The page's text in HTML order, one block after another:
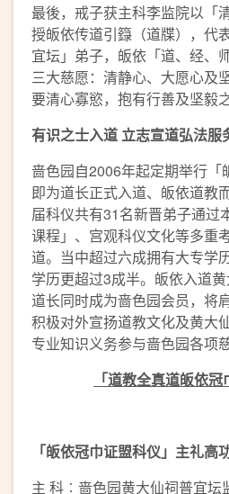
最後，戒子获主科李监院以「
授皈依传道引籙（道牒），代
宜坛」弟子，皈依「道、经、
三大慈愿：清静心、大愿心及
要清心寡慾，抱有行善及坚毅之
有识之士入道 立志宣道弘法服
啬色园自2006年起定期举行「
即为道长正式入道、皈依道教
届科仪共有31名新晋弟子通过
课程」、宫观科仪文化等多重
道。当中超过六成拥有大专学
学历更超过3成半。皈依入道
道长同时成为啬色园会员，将
积极对外宣扬道教文化及黄大
专业知识义务参与啬色园各项
「道教全真道皈依冠
「皈依冠巾证盟科仪」主礼高功
主 科︰啬色园黄大仙祠普宜